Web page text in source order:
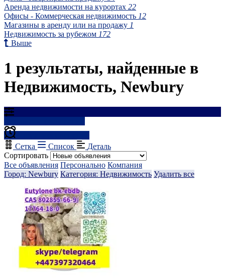
Аренда недвижимости на курортах 22
Офисы - Коммерческая недвижимость 12
Магазины в аренду или на продажу 1
Недвижимость за рубежом 172
Выше
1 результаты, найденные в
Недвижимость, Newbury
Сетка
Список
Деталь
Сортировать
Все объявления Персонально Компания
Город: Newbury Категория: Недвижимость Удалить все